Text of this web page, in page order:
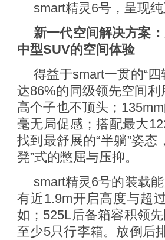
smart精灵6号，呈现
新一代空间解决方案
中型SUV的空间体验
得益于smart一贯的“
达86%的同级领先空间
高个子也不顶头；
毫无局促感；搭配最大
找到最舒展的“半躺”姿
凳”式的憋屈与压抑。
smart精灵6号的装载
有近1.9m开启高度与超
如；525L后备箱容积领
至少5只行李箱。放倒后